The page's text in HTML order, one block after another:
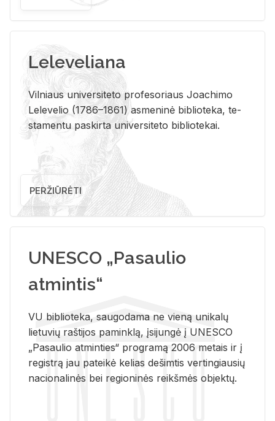
Leleveliana
Vil­niaus uni­ver­si­te­to pro­fe­so­riaus Jo­a­chi­mo
Le­le­ve­lio (1786–1861) as­me­ni­nė bi­b­lio­te­ka, te­
sta­men­tu pa­skir­ta uni­ver­si­te­to bi­b­lio­te­kai.
PERŽIŪRĖTI
UNESCO „Pasaulio
atmintis“
VU biblioteka, saugodama ne vieną unikalų
lietuvių raštijos paminklą, įsijungė į UNESCO
„Pasaulio atminties“ programą 2006 metais ir į
registrą jau pateikė kelias dešimtis vertingiausių
nacionalinės bei regioninės reikšmės objektų.